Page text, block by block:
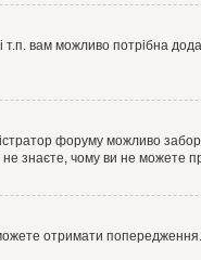
вам можливо потрібна
форуму можливо
не знаєте, чому ви не можете
отримати